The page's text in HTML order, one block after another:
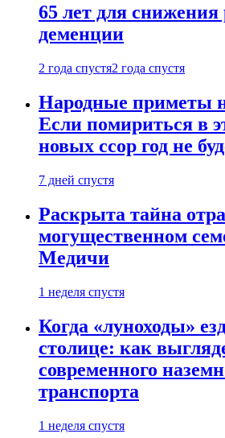
65 лет для снижения
деменции
2 года спустя2 года спустя
Народные приметы
Если помириться в
новых ссор год не
7 дней спустя
Раскрыта тайна
могущественном
Медичи
1 неделя спустя
Когда «луноходы»
столице: как
современного
транспорта
1 неделя спустя